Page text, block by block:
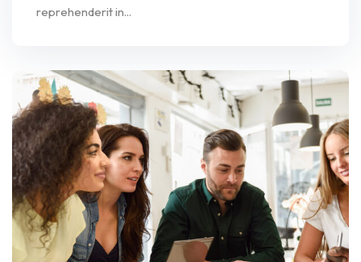
reprehenderit in...